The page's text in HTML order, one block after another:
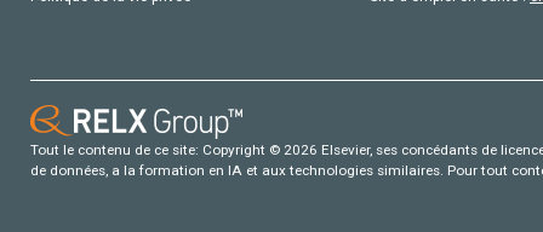
Tout le contenu de ce site: Copyright © 2026 Elsevier, ses concédants de
de données, a la formation en IA et aux technologies similaires. Pour tout